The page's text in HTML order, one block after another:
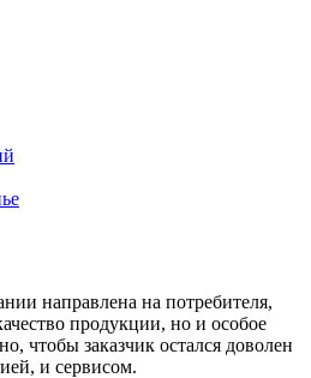
направлена на потребителя,
продукции, но и особое
чтобы заказчик остался доволен
и сервисом.